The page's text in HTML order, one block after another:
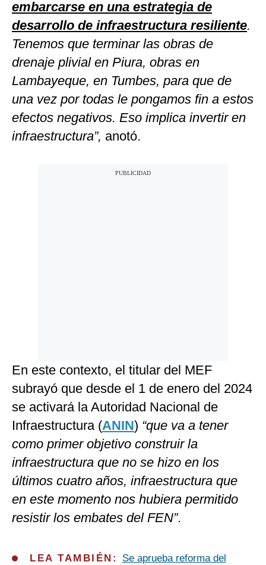
embarcarse en una estrategia de
desarrollo de infraestructura resiliente.
Tenemos que terminar las obras de
drenaje plivial en Piura, obras en
Lambayeque, en Tumbes, para que de
una vez por todas le pongamos fin a estos
efectos negativos. Eso implica invertir en
infraestructura”, anotó.
En este contexto, el titular del MEF
subrayó que desde el 1 de enero del 2024
se activará la Autoridad Nacional de
Infraestructura (ANIN) “que va a tener
como primer objetivo construir la
infraestructura que no se hizo en los
últimos cuatro años, infraestructura que
en este momento nos hubiera permitido
resistir los embates del FEN”.
LEA TAMBIÉN: Se aprueba reforma del